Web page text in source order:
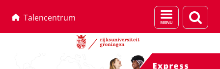
Talencentrum
Menu
en